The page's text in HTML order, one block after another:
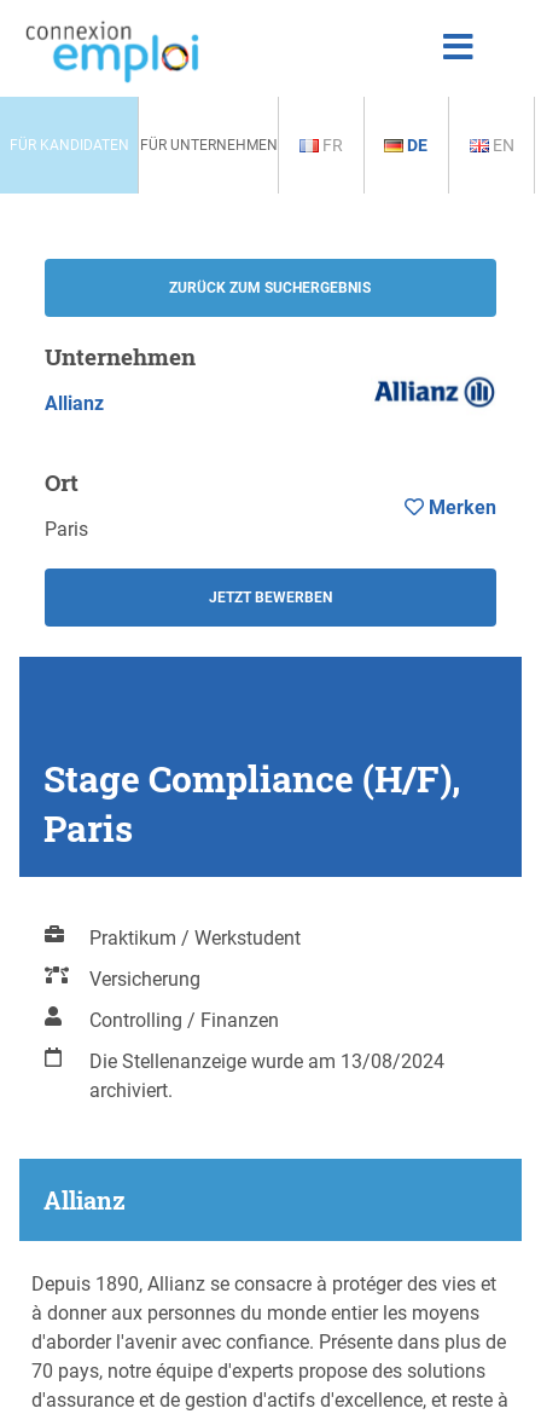
FÜR KANDIDATEN FÜR UNTERNEHMEN FR DE EN
ZURÜCK ZUM SUCHERGEBNIS
Unternehmen
Allianz
Ort
Paris
JETZT BEWERBEN
Merken
Stage Compliance (H/F),
Paris
Praktikum / Werkstudent
Versicherung
Controlling / Finanzen
Die Stellenanzeige wurde am 13/08/2024
archiviert.
Allianz
Depuis 1890, Allianz se consacre à protéger des vies et
à donner aux personnes du monde entier les moyens
d'aborder l'avenir avec confiance. Présente dans plus de
70 pays, notre équipe d'experts propose des solutions
d'assurance et de gestion d'actifs d'excellence, et reste à